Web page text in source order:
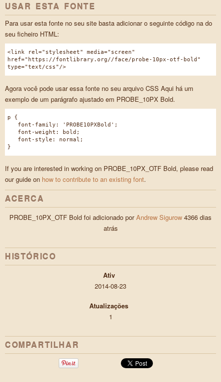
USAR ESTA FONTE
Para usar esta fonte no seu site basta adicionar o seguinte código na do
seu ficheiro HTML:
<link rel="stylesheet" media="screen"
href="https://fontlibrary.org//face/probe-10px-otf-bold"
type="text/css"/>
Agora você pode usar essa fonte no seu arquivo CSS Aqui há um
exemplo de um parágrafo ajustado em PROBE_10PX Bold.
p {
font-family: 'PROBE10PXBold';
font-weight: bold;
font-style: normal;
}
If you are interested in working on PROBE_10PX_OTF Bold, please read
our guide on how to contribute to an existing font.
ACERCA
PROBE_10PX_OTF Bold foi adicionado porAndrew Sigurow 4366 dias
atrás
HISTÓRICO
Ativ
2014-08-23
Atualizações
1
COMPARTILHAR